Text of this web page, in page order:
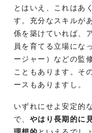
とはいえ、これはあ
す。充分なスキルが
係を築けていれば、
員を育てる立場にな
ージャー）などの監
こともあります。そ
ースもありますし。
いずれにせよ安定的
で、 やはり長期的に